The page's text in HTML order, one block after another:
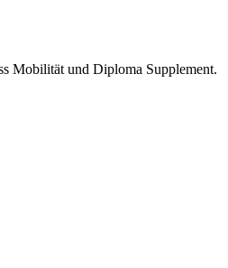
Mobilität und Diploma Supplement.